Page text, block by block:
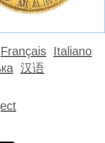
Français Italiano
汉语